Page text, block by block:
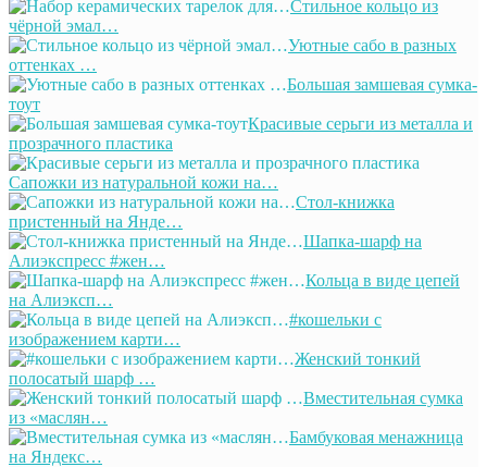
Стильное кольцо из
чёрной эмал…
Уютные сабо в разных
оттенках …
Большая замшевая сумка-
тоут
Красивые серьги из металла и
прозрачного пластика
Сапожки из натуральной кожи на…
Стол-книжка
пристенный на Янде…
Шапка-шарф на
Алиэкспресс #жен…
Кольца в виде цепей
на Алиэксп…
#кошельки с
изображением карти…
Женский тонкий
полосатый шарф …
Вместительная сумка
из «маслян…
Бамбуковая менажница
на Яндекс…